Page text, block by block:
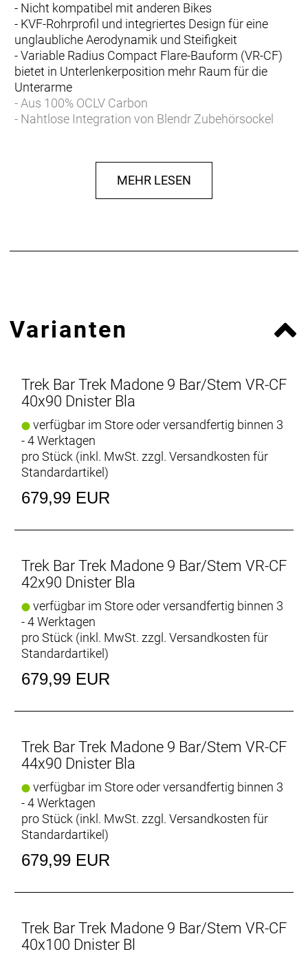
- Nicht kompatibel mit anderen Bikes
- KVF-Rohrprofil und integriertes Design für eine
unglaubliche Aerodynamik und Steifigkeit
- Variable Radius Compact Flare-Bauform (VR-CF)
bietet in Unterlenkerposition mehr Raum für die
Unterarme
- Aus 100% OCLV Carbon
- Nahtlose Integration von Blendr Zubehörsockel
Durch die Integration deiner elektronischen Geräte
mit Blendr sorgst du für Ordnung am Lenker und
aufzurufen und sicherzustellen, dass du dir die
richtigen Teile für dein Bike holst.
MEHR LESEN
Varianten
Trek Bar Trek Madone 9 Bar/Stem VR-CF
40x90 Dnister Bla
verfügbar im Store oder versandfertig binnen 3
- 4 Werktagen
pro Stück (inkl. MwSt. zzgl. Versandkosten für
Standardartikel)
679,99 EUR
Trek Bar Trek Madone 9 Bar/Stem VR-CF
42x90 Dnister Bla
verfügbar im Store oder versandfertig binnen 3
- 4 Werktagen
pro Stück (inkl. MwSt. zzgl. Versandkosten für
Standardartikel)
679,99 EUR
Trek Bar Trek Madone 9 Bar/Stem VR-CF
44x90 Dnister Bla
verfügbar im Store oder versandfertig binnen 3
- 4 Werktagen
pro Stück (inkl. MwSt. zzgl. Versandkosten für
Standardartikel)
679,99 EUR
Trek Bar Trek Madone 9 Bar/Stem VR-CF
40x100 Dnister Bl